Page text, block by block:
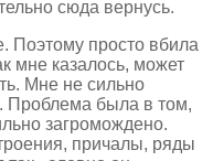
сюда вернусь.
Поэтому просто вбила
мне казалось, может
Мне не сильно
Проблема была в том,
загромождено.
причалы, ряды